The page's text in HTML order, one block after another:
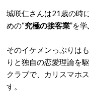
城咲仁さんは21歳の時
めの“究極の接客業”を
そのイケメンっぷりは
りと独自の恋愛理論を
クラブで、カリスマホ
す。